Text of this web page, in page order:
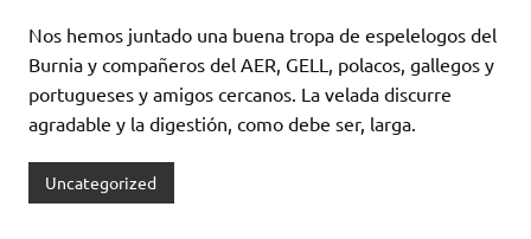
Nos hemos juntado una buena tropa de espelelogos del
Burnia y compañeros del AER, GELL, polacos, gallegos y
portugueses y amigos cercanos. La velada discurre
agradable y la digestión, como debe ser, larga.
Uncategorized